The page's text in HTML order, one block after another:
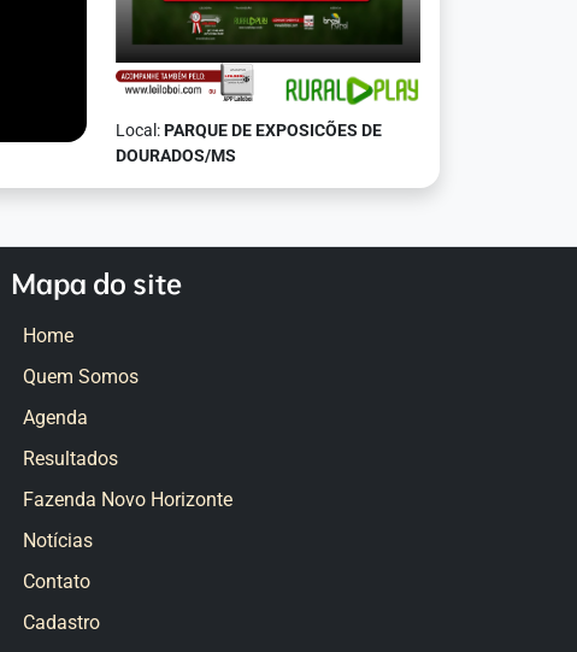
Local:PARQUE DE EXPOSICÕES DE
DOURADOS/MS
Mapa do site
Home
Quem Somos
Agenda
Resultados
Fazenda Novo Horizonte
Notícias
Contato
Cadastro